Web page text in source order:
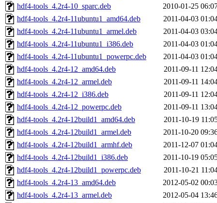
hdf4-tools_4.2r4-10_sparc.deb
2010-01-25
hdf4-tools_4.2r4-11ubuntu1_amd64.deb
2011-04-03
hdf4-tools_4.2r4-11ubuntu1_armel.deb
2011-04-03
hdf4-tools_4.2r4-11ubuntu1_i386.deb
2011-04-03
hdf4-tools_4.2r4-11ubuntu1_powerpc.deb
2011-04-03
hdf4-tools_4.2r4-12_amd64.deb
2011-09-11
hdf4-tools_4.2r4-12_armel.deb
2011-09-11
hdf4-tools_4.2r4-12_i386.deb
2011-09-11
hdf4-tools_4.2r4-12_powerpc.deb
2011-09-11
hdf4-tools_4.2r4-12build1_amd64.deb
2011-10-19
hdf4-tools_4.2r4-12build1_armel.deb
2011-10-20
hdf4-tools_4.2r4-12build1_armhf.deb
2011-12-07
hdf4-tools_4.2r4-12build1_i386.deb
2011-10-19
hdf4-tools_4.2r4-12build1_powerpc.deb
2011-10-21
hdf4-tools_4.2r4-13_amd64.deb
2012-05-02
hdf4-tools_4.2r4-13_armel.deb
2012-05-04